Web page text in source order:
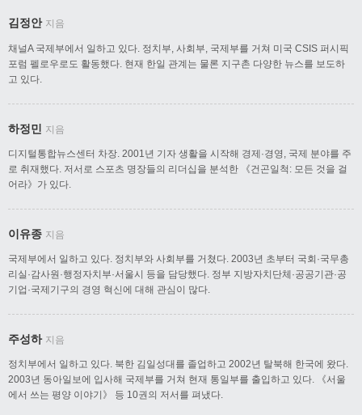
김정안 지음
채널A 국제부에서 일하고 있다. 정치부, 사회부, 국제부를 거쳐 미국 CSIS 퍼시픽
포럼 펠로우로도 활동했다. 현재 한일 관계는 물론 지구촌 다양한 뉴스를 보도하
고 있다.
하정민 지음
디지털통합뉴스센터 차장. 2001년 기자 생활을 시작해 경제·경영, 국제 분야를 주
로 취재했다. 저서로 스포츠 명장들의 리더십을 분석한 《건곤일척: 모든 것을 걸
어라》가 있다.
이유종 지음
국제부에서 일하고 있다. 정치부와 사회부를 거쳤다. 2003년 초부터 국회·국무총
리실·감사원·행정자치부·서울시 등을 담당했다. 정부 지방자치단체·공공기관·공
기업·국제기구의 경영 혁신에 대해 관심이 많다.
주성하 지음
정치부에서 일하고 있다. 북한 김일성대를 졸업하고 2002년 탈북해 한국에 왔다.
2003년 동아일보에 입사해 국제부를 거쳐 현재 통일부를 출입하고 있다. 《서울
에서 쓰는 평양 이야기》 등 10권의 저서를 펴냈다.